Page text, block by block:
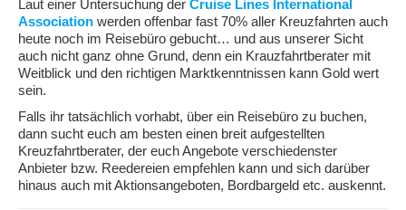
Laut einer Untersuchung der Cruise Lines International
Association werden offenbar fast 70% aller Kreuzfahrten auch
heute noch im Reisebüro gebucht… und aus unserer Sicht
auch nicht ganz ohne Grund, denn ein Krauzfahrtberater mit
Weitblick und den richtigen Marktkenntnissen kann Gold wert
sein.
Falls ihr tatsächlich vorhabt, über ein Reisebüro zu buchen,
dann sucht euch am besten einen breit aufgestellten
Kreuzfahrtberater, der euch Angebote verschiedenster
Anbieter bzw. Reedereien empfehlen kann und sich darüber
hinaus auch mit Aktionsangeboten, Bordbargeld etc. auskennt.